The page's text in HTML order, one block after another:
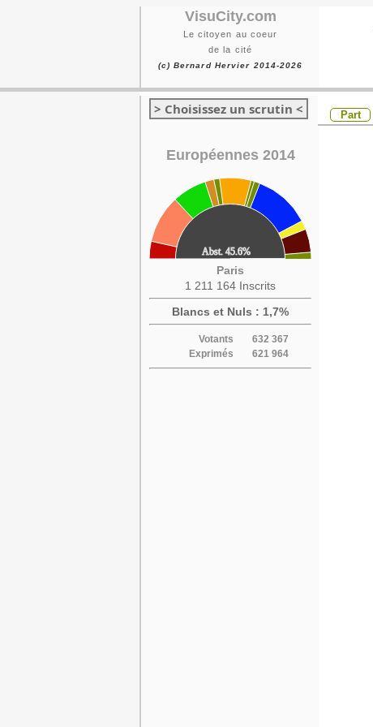
VisuCity.com
Le citoyen au coeur
de la cité
(c) Bernard Hervier 2014-2026
> Choisissez un scrutin <
Européennes 2014
Paris
1 211 164 Inscrits
Blancs et Nuls : 1,7%
Votants
632 367
Exprimés
621 964
Part